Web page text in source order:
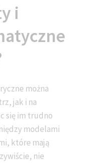
i
można
jak i na
się im trudno
modelami
które mają
nie